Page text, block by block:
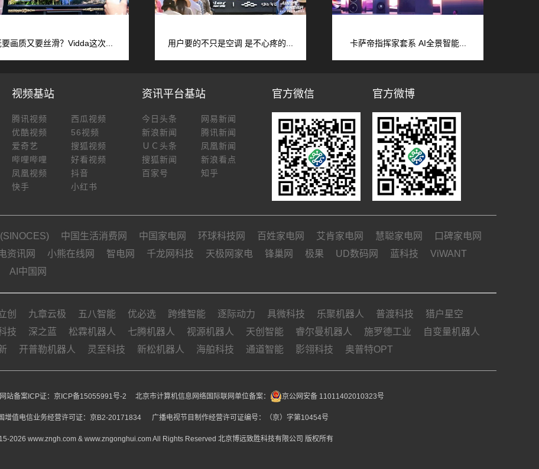
要画质又要丝滑？Vidda这次... 用户要的不只是空调 是不心疼的... 卡萨帝指挥家套系 AI全景智能...
视频基站
腾讯视频
西瓜视频
优酷视频
56视频
爱奇艺
搜狐视频
哔哩哔哩
好看视频
凤凰视频
抖音
快手
小红书
资讯平台基站
今日头条
网易新闻
新浪新闻
腾讯新闻
ＵＣ头条
凤凰新闻
搜狐新闻
新浪看点
百家号
知乎
官方微信 官方微博
中国生活消费网 中国家电网 环球科技网 百姓家电网 艾肯家电网 慧聪家电网
口碑家电网
资讯网 小熊在线网 智电网 千龙网科技 天极网家电 锋巢网 极果 UD数码网 蓝科技
ViWANT
AI中国网
创 九章云极 五八智能 优必选 跨维智能 逐际动力 具微科技 乐聚机器人 普渡科技
猎户星空
技 深之蓝 松霖机器人 七腾机器人 视源机器人 天创智能 睿尔曼机器人 施罗德工业
自变量机器人
开普勒机器人 灵至科技 新松机器人 海舶科技 通道智能 影翎科技 奥普特OPT
站备案ICP证： 京ICP备15055991号-2 北京市计算机信息网络国际联网单位备案： 京公网安备 11011402010323号
增值电信业务经营许可证：京B2-20171834 广播电视节目制作经营许可证编号：（京）字第10454号
2026 www.zngh.com & www.zngonghui.com All Rights Reserved 北京博远致胜科技有限公司 版权所有